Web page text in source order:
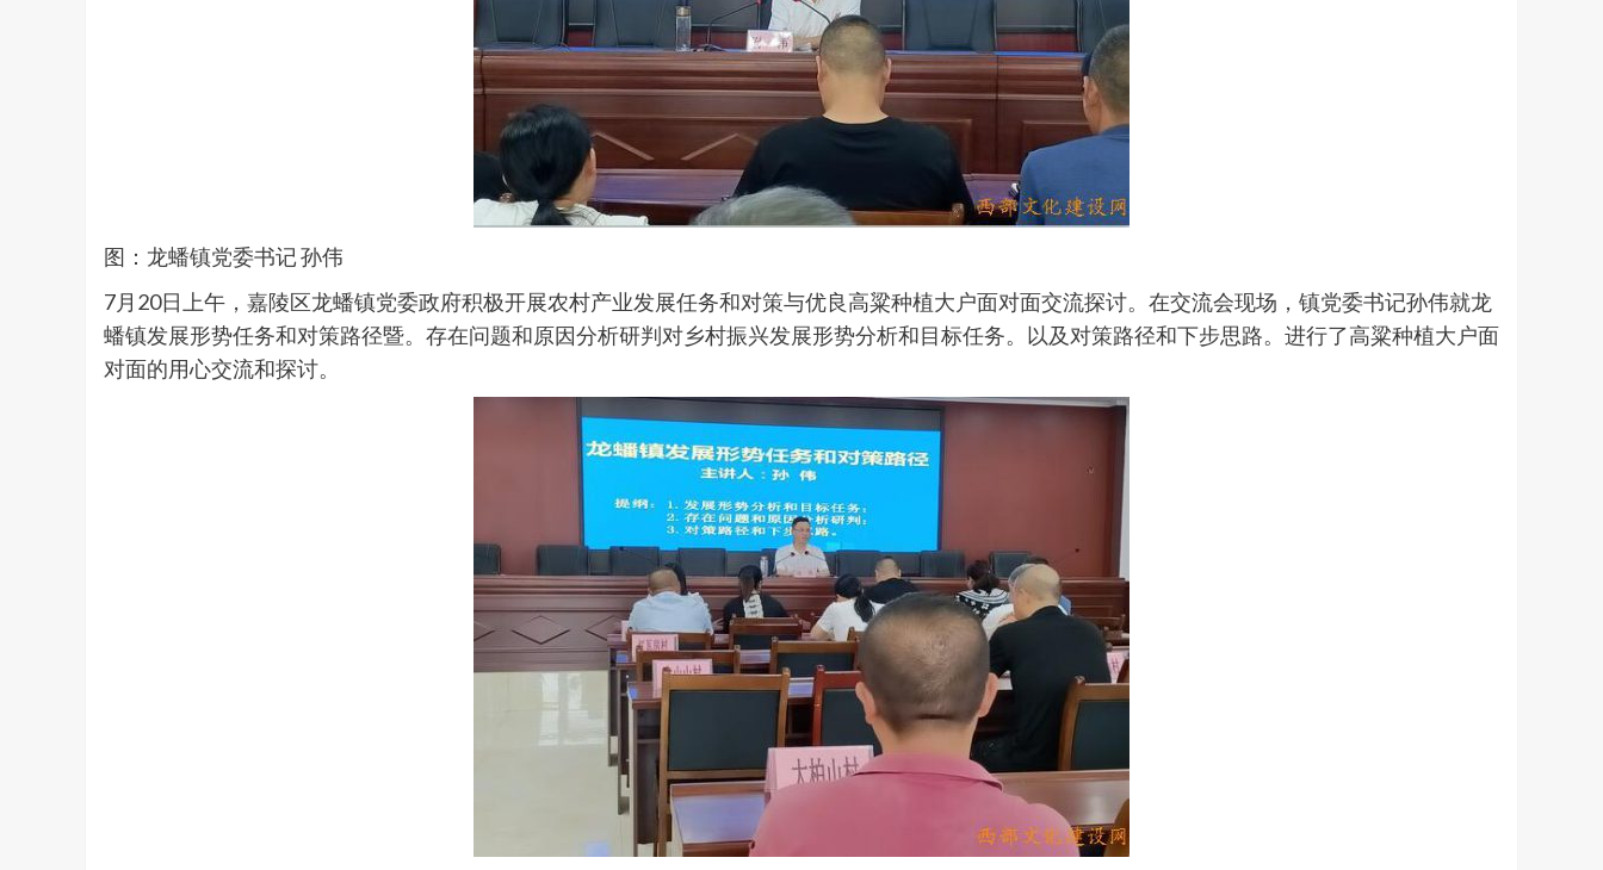
图：龙蟠镇党委书记 孙伟
7月20日上午，嘉陵区龙蟠镇党委政府积极开展农村产业发展任务和对策与优良高粱种植大户面对面交流探讨。在交流会现场，镇党委书记孙伟就龙
蟠镇发展形势任务和对策路径暨。存在问题和原因分析研判对乡村振兴发展形势分析和目标任务。以及对策路径和下步思路。进行了高粱种植大户面
对面的用心交流和探讨。